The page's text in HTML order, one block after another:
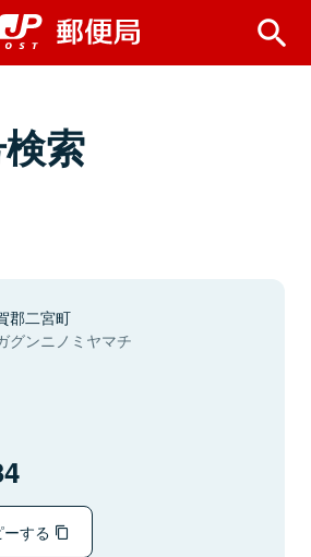
索
郡二宮町
グンニノミヤマチ
する